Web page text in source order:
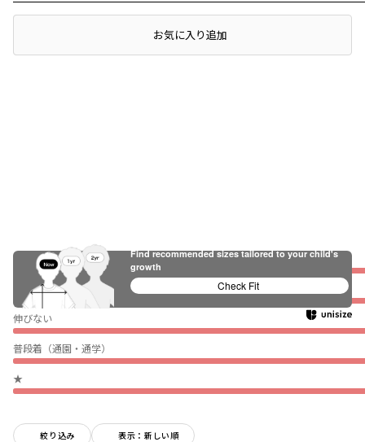
ぴったり
薄い
伸びない
普段着（通園・通学）
★
絞り込み 表示：新しい順
店頭在庫を確認するお気に入り追加
Find recommended sizes tailored to your child's
growth
Check Fit